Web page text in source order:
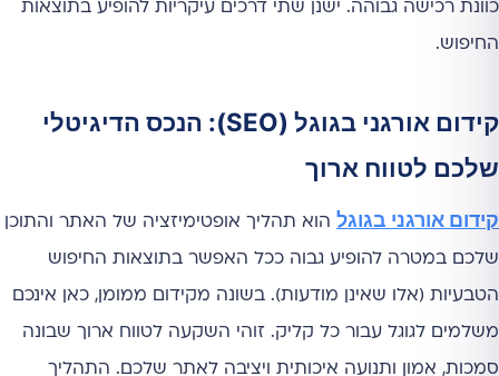
כוונת רכישה גבוהה. ישנן שתי דרכים עיקריות להופיע בתוצאות
החיפוש.
קידום אורגני בגוגל (SEO): הנכס הדיגיטלי
שלכם לטווח ארוך
קידום אורגני בגוגל הוא תהליך אופטימיזציה של האתר והתוכן
שלכם במטרה להופיע גבוה ככל האפשר בתוצאות החיפוש
הטבעיות (אלו שאינן מודעות). בשונה מקידום ממומן, כאן אינכם
משלמים לגוגל עבור כל קליק. זוהי השקעה לטווח ארוך שבונה
סמכות, אמון ותנועה איכותית ויציבה לאתר שלכם. התהליך